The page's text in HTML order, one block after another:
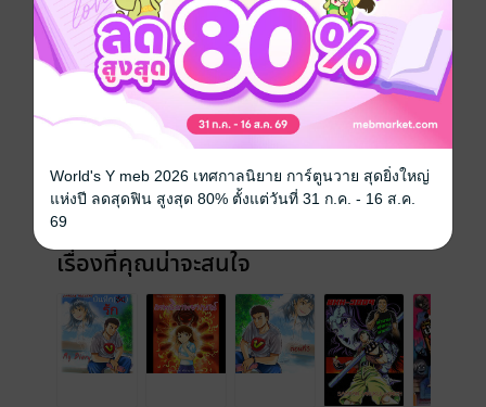
เล่มอื่นๆ ในซีรีส์ ดูทั้งหมด
เรื่องที่คุณน่าจะสนใจ
World's Y meb 2026 เทศกาลนิยาย การ์ตูนวาย สุดยิ่งใหญ่
แห่งปี ลดสุดฟิน สูงสุด 80% ตั้งแต่วันที่ 31 ก.ค. - 16 ส.ค.
69